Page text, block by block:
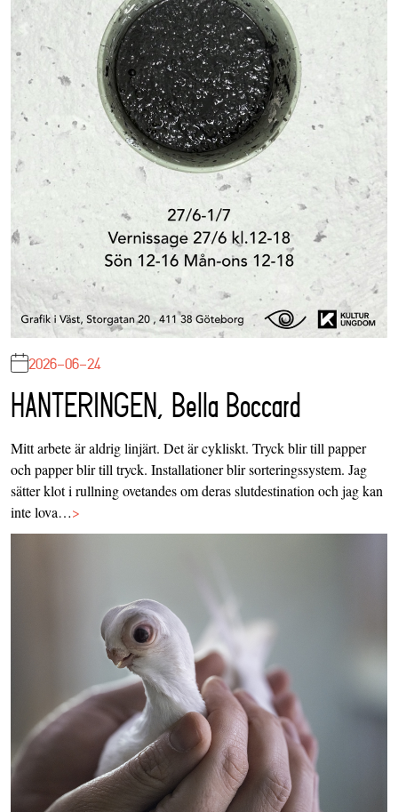
2026-06-24
HANTERINGEN, Bella Boccard
Mitt arbete är aldrig linjärt. Det är cykliskt. Tryck blir till papper
och papper blir till tryck. Installationer blir sorteringssystem. Jag
sätter klot i rullning ovetandes om deras slutdestination och jag kan
inte lova…>